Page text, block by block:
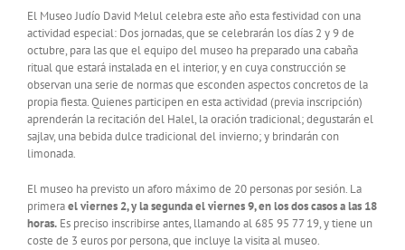
El Museo Judío David Melul celebra este año esta festividad con una
actividad especial: Dos jornadas, que se celebrarán los días 2 y 9 de
octubre, para las que el equipo del museo ha preparado una cabaña
ritual que estará instalada en el interior, y en cuya construcción se
observan una serie de normas que esconden aspectos concretos de la
propia fiesta. Quienes participen en esta actividad (previa inscripción)
aprenderán la recitación del Halel, la oración tradicional; degustarán el
sajlav, una bebida dulce tradicional del invierno; y brindarán con
limonada.
El museo ha previsto un aforo máximo de 20 personas por sesión. La
primerael viernes 2, y la segunda el viernes 9, en los dos casos a las 18
horas. Es preciso inscribirse antes, llamando al 685 95 77 19, y tiene un
coste de 3 euros por persona, que incluye la visita al museo.